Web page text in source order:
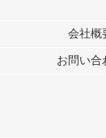
このサイトでは
行っています。
メディアや広告配信
ユーザーが各パート
会社概
お問い合